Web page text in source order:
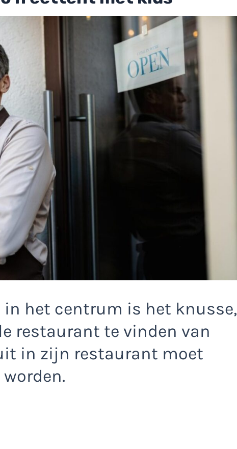
in het centrum is het knusse,
restaurant te vinden van
in zijn restaurant moet